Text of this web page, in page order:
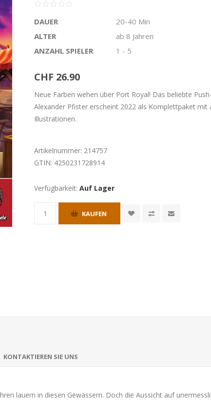
DAUER
20-40 Min
ALTER
ab 8 Jahren
ANZAHL SPIELER
1 - 5
CHF 26.90
Neue Farben wehen über Port Royal! Das beliebte
Alexander Pfister erscheint 2022 als Komplettpaket mit
Illustrationen.
Artikelnummer: 214757
GTIN: 4250231728914
Verfügbarkeit: Auf Lager
KAUFEN
KONTAKTIEREN SIE UNS
lauern in diesen Gewässern. Doch die Aussicht auf